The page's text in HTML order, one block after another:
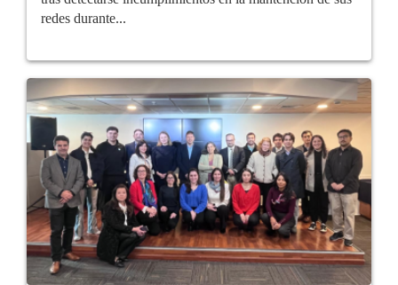
redes durante...